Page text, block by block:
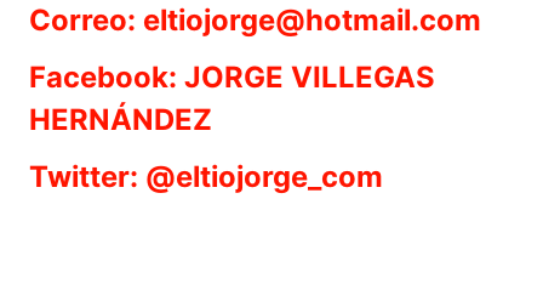
Correo: eltiojorge@hotmail.com
Facebook: JORGE VILLEGAS
HERNÁNDEZ
Twitter: @eltiojorge_com